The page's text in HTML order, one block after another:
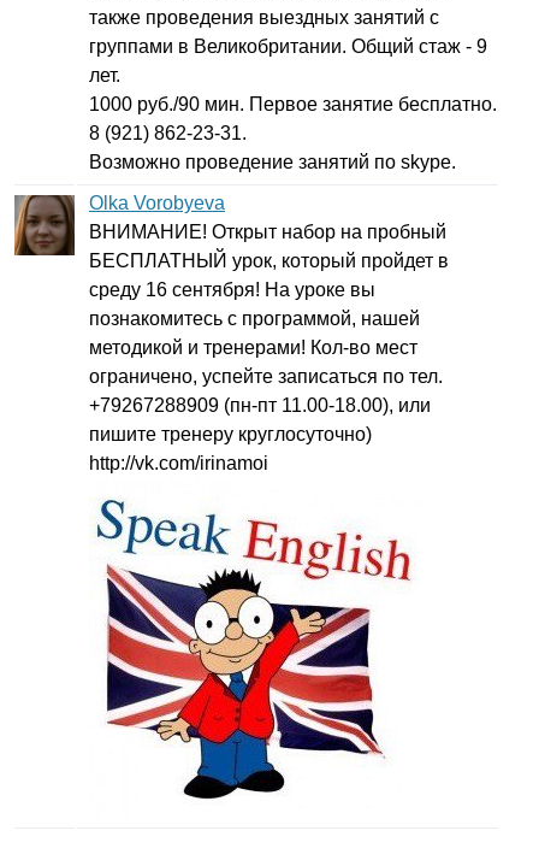
также проведения выездных занятий с
группами в Великобритании. Общий стаж - 9
лет.
1000 руб./90 мин. Первое занятие бесплатно.
8 (921) 862-23-31.
Возможно проведение занятий по skype.
Olka Vorobyeva
ВНИМАНИЕ! Открыт набор на пробный
БЕСПЛАТНЫЙ урок, который пройдет в
среду 16 сентября! На уроке вы
познакомитесь с программой, нашей
методикой и тренерами! Кол-во мест
ограничено, успейте записаться по тел.
+79267288909 (пн-пт 11.00-18.00), или
пишите тренеру круглосуточно)
http://vk.com/irinamoi